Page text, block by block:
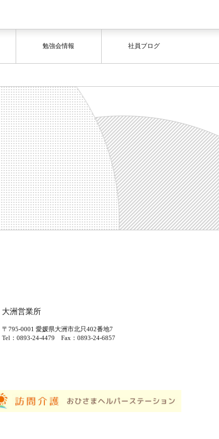
勉強会情報 社員ブログ
大洲営業所
〒795-0001 愛媛県大洲市北只402番地7
Tel：0893-24-4479Fax：0893-24-6857